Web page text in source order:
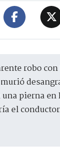
pierna en
el